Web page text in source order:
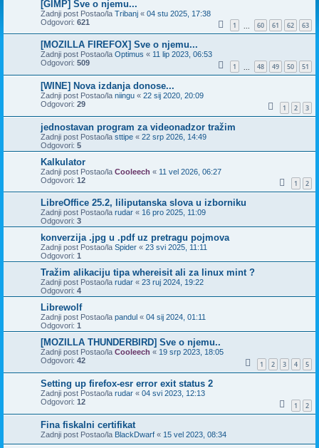
[GIMP] Sve o njemu...
Zadnji post Postao/la Tribanj « 04 stu 2025, 17:38
Odgovori: 621 1 60 61 62 63
[MOZILLA FIREFOX] Sve o njemu...
Zadnji post Postao/la Optimus « 11 lip 2023, 06:53
Odgovori: 509 1 48 49 50 51
[WINE] Nova izdanja donose...
Zadnji post Postao/la niingu « 22 sij 2020, 20:09
Odgovori: 29 1 2 3
jednostavan program za videonadzor tražim
Zadnji post Postao/la sttipe « 22 srp 2026, 14:49
Odgovori: 5
Kalkulator
Zadnji post Postao/la Cooleech « 11 vel 2026, 06:27
Odgovori: 12 1 2
LibreOffice 25.2, liliputanska slova u izborniku
Zadnji post Postao/la rudar « 16 pro 2025, 11:09
Odgovori: 3
konverzija .jpg u .pdf uz pretragu pojmova
Zadnji post Postao/la Spider « 23 svi 2025, 11:11
Odgovori: 1
Tražim alikaciju tipa whereisit ali za linux mint ?
Zadnji post Postao/la rudar « 23 ruj 2024, 19:22
Odgovori: 4
Librewolf
Zadnji post Postao/la pandul « 04 sij 2024, 01:11
Odgovori: 1
[MOZILLA THUNDERBIRD] Sve o njemu..
Zadnji post Postao/la Cooleech « 19 srp 2023, 18:05
Odgovori: 42 1 2 3 4 5
Setting up firefox-esr error exit status 2
Zadnji post Postao/la rudar « 04 svi 2023, 12:13
Odgovori: 12 1 2
Fina fiskalni certifikat
Zadnji post Postao/la BlackDwarf « 15 vel 2023, 08:34